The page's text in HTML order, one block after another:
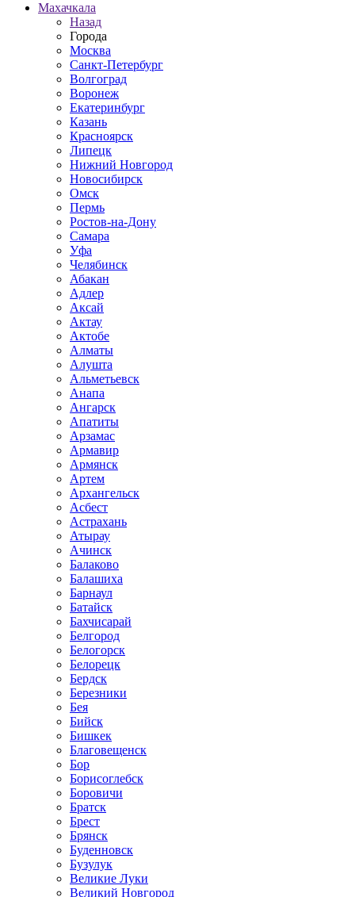
Махачкала
Назад
Города
Москва
Санкт-Петербург
Волгоград
Воронеж
Екатеринбург
Казань
Красноярск
Липецк
Нижний Новгород
Новосибирск
Омск
Пермь
Ростов-на-Дону
Самара
Уфа
Челябинск
Абакан
Адлер
Аксай
Актау
Актобе
Алматы
Алушта
Альметьевск
Анапа
Ангарск
Апатиты
Арзамас
Армавир
Армянск
Артем
Архангельск
Асбест
Астрахань
Атырау
Ачинск
Балаково
Балашиха
Барнаул
Батайск
Бахчисарай
Белгород
Белогорск
Белорецк
Бердск
Березники
Бея
Бийск
Бишкек
Благовещенск
Бор
Борисоглебск
Боровичи
Братск
Брест
Брянск
Буденновск
Бузулук
Великие Луки
Великий Новгород